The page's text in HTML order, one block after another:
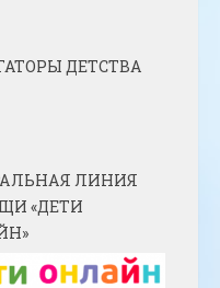
ДЕТСТВА
ЛИНИЯ
«ДЕТИ